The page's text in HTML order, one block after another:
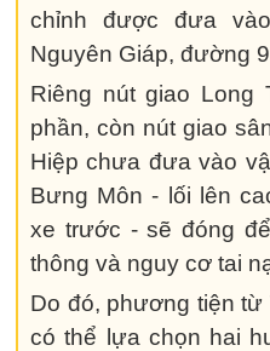
chỉnh được đưa
Nguyên Giáp, đường
Riêng nút giao Long
phần, còn nút giao
Hiệp chưa đưa vào
Bưng Môn - lối lên
xe trước - sẽ đóng
thông và nguy cơ tai
Do đó, phương tiện từ
có thể lựa chọn hai